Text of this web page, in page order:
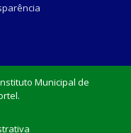
Municipal de